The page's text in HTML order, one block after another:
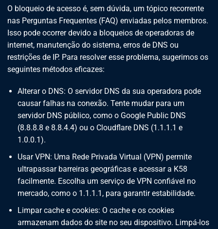
O bloqueio de acesso é, sem dúvida, um tópico recorrente
nas Perguntas Frequentes (FAQ) enviadas pelos membros.
Isso pode ocorrer devido a bloqueios de operadoras de
internet, manutenção do sistema, erros de DNS ou
restrições de IP. Para resolver esse problema, sugerimos os
seguintes métodos eficazes:
Alterar o DNS: O servidor DNS da sua operadora pode
causar falhas na conexão. Tente mudar para um
servidor DNS público, como o Google Public DNS
(8.8.8.8 e 8.8.4.4) ou o Cloudflare DNS (1.1.1.1 e
1.0.0.1).
Usar VPN: Uma Rede Privada Virtual (VPN) permite
ultrapassar barreiras geográficas e acessar a K58
facilmente. Escolha um serviço de VPN confiável no
mercado, como o 1.1.1.1, para garantir estabilidade.
Limpar cache e cookies: O cache e os cookies
armazenam dados do site no seu dispositivo. Limpá-los